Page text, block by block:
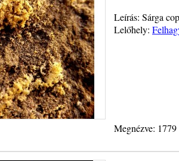
Leírás: Sárga
Lelőhely:
Megnézve: